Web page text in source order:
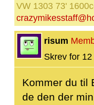
VW 1303 73'
risum
Skrev for
Kommer du til
de den der